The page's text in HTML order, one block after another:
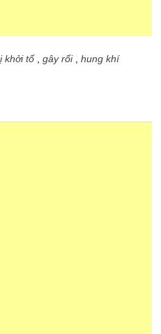
khởi tố,gây rối,hung khí